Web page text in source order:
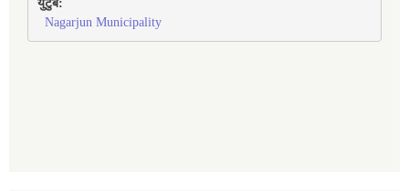
युटुब:
Nagarjun Municipality